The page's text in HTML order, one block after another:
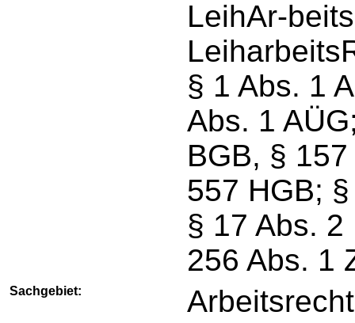
LeihAr-
§ 1 Abs. 1
Abs. 1
BGB, §
557 HGB;
§ 17 Abs.
256 Abs. 1
Sachgebiet: Arbeitsrecht